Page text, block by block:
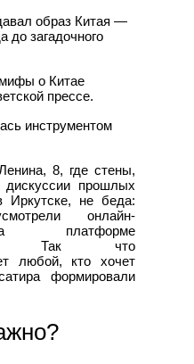
образ Китая —
до загадочного
о Китае
прессе.
инструментом
8, где стены,
прошлых
не беда:
онлайн-
платформе
Так что
любой, кто хочет
формировали